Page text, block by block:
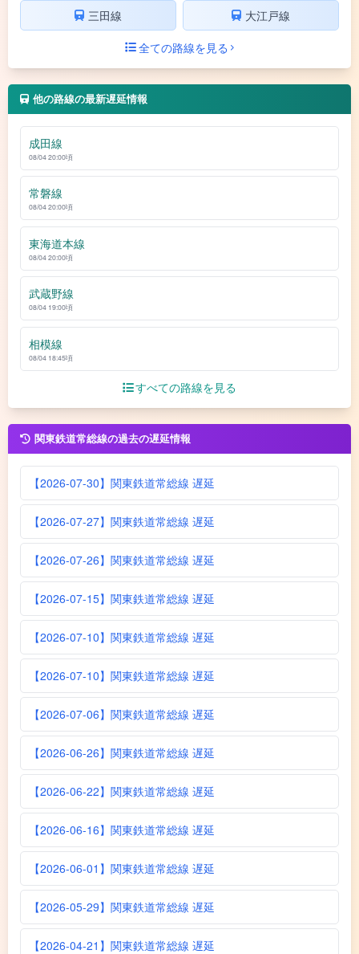
三田線
大江戸線
全ての路線を見る
他の路線の最新遅延情報
成田線
08/04 20:00頃
常磐線
08/04 20:00頃
東海道本線
08/04 20:00頃
武蔵野線
08/04 19:00頃
相模線
08/04 18:45頃
すべての路線を見る
関東鉄道常総線の過去の遅延情報
【2026-07-30】関東鉄道常総線 遅延
【2026-07-27】関東鉄道常総線 遅延
【2026-07-26】関東鉄道常総線 遅延
【2026-07-15】関東鉄道常総線 遅延
【2026-07-10】関東鉄道常総線 遅延
【2026-07-10】関東鉄道常総線 遅延
【2026-07-06】関東鉄道常総線 遅延
【2026-06-26】関東鉄道常総線 遅延
【2026-06-22】関東鉄道常総線 遅延
【2026-06-16】関東鉄道常総線 遅延
【2026-06-01】関東鉄道常総線 遅延
【2026-05-29】関東鉄道常総線 遅延
【2026-04-21】関東鉄道常総線 遅延